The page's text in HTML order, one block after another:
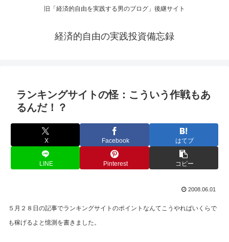
旧「経済的自由を実践する男のブログ」後継サイト
経済的自由の実践投資備忘録
ランキングサイトの怪：こういう作戦もあ
るんだ！？
X Facebook はてブ
LINE Pinterest コピー
2008.06.01
５月２８日の記事でランキングサイトのポイントなんてこうやればいくらで
も稼げるよと憶測を書きました。